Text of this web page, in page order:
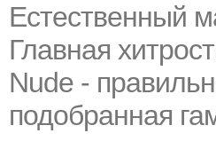
Естественный
Главная
Nude -
подобранная